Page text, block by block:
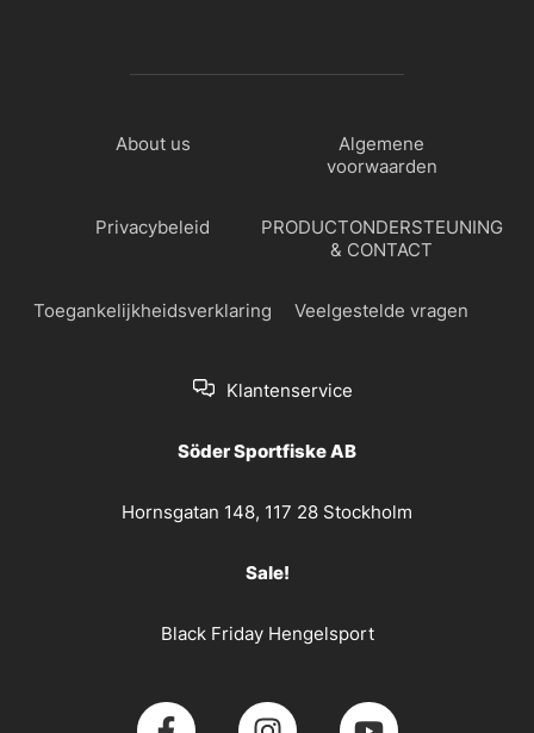
About us
Algemene
voorwaarden
Privacybeleid
PRODUCTONDERSTEUNING
& CONTACT
Toegankelijkheidsverklaring Veelgestelde vragen
Klantenservice
Söder Sportfiske AB
Hornsgatan 148, 117 28 Stockholm
Sale!
Black Friday Hengelsport